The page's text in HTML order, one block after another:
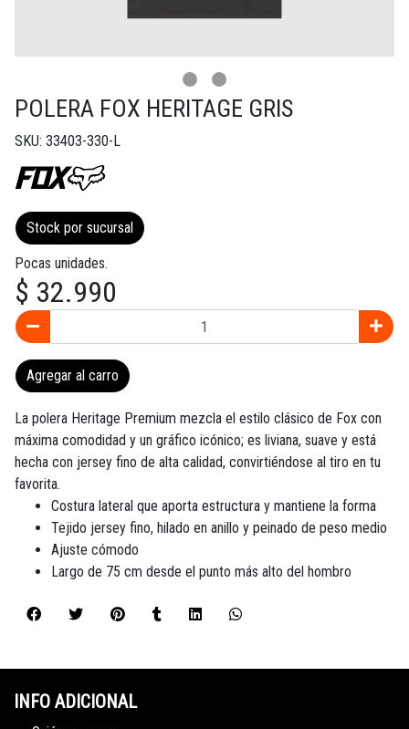
POLERA FOX HERITAGE GRIS
SKU: 33403-330-L
Stock por sucursal
Pocas unidades.
$ 32.990
Agregar al carro
La polera Heritage Premium mezcla el estilo clásico de Fox con
máxima comodidad y un gráfico icónico; es liviana, suave y está
hecha con jersey fino de alta calidad, convirtiéndose al tiro en tu
favorita.
Costura lateral que aporta estructura y mantiene la forma
Tejido jersey fino, hilado en anillo y peinado de peso medio
Ajuste cómodo
Largo de 75 cm desde el punto más alto del hombro
INFO ADICIONAL